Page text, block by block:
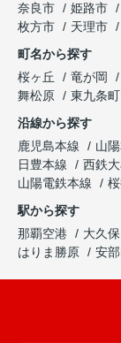
奈良市
姫路市
枚方市
天理市
町名から探す
桜ヶ丘
竜が岡
舞松原
東九条町
沿線から探す
鹿児島本線
山
日豊本線
西鉄
山陽電鉄本線
駅から探す
那覇空港
大久保
はりま勝原
安